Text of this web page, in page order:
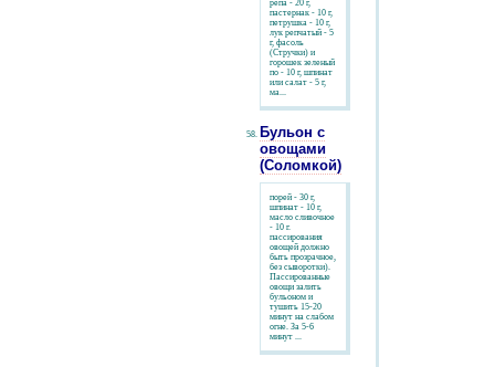
репа - 20 г,
пастернак - 10 г,
петрушка - 10 г,
лук репчатый - 5
г, фасоль
(Стручки) и
горошек зеленый
по - 10 г, шпинат
или салат - 5 г,
ма...
Бульон с
овощами
(Соломкой)
порей - 30 г,
шпинат - 10 г,
масло сливочное
- 10 г.
пассирования
овощей должно
быть прозрачное,
без сыворотки).
Пассированные
овощи залить
бульоном и
тушить 15-20
минут на слабом
огне. За 5-6
минут ...